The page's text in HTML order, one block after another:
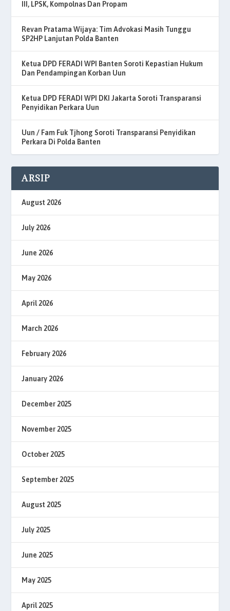
III, LPSK, Kompolnas Dan Propam
Revan Pratama Wijaya: Tim Advokasi Masih Tunggu
SP2HP Lanjutan Polda Banten
Ketua DPD FERADI WPI Banten Soroti Kepastian Hukum
Dan Pendampingan Korban Uun
Ketua DPD FERADI WPI DKI Jakarta Soroti Transparansi
Penyidikan Perkara Uun
Uun / Fam Fuk Tjhong Soroti Transparansi Penyidikan
Perkara Di Polda Banten
ARSIP
August 2026
July 2026
June 2026
May 2026
April 2026
March 2026
February 2026
January 2026
December 2025
November 2025
October 2025
September 2025
August 2025
July 2025
June 2025
May 2025
April 2025